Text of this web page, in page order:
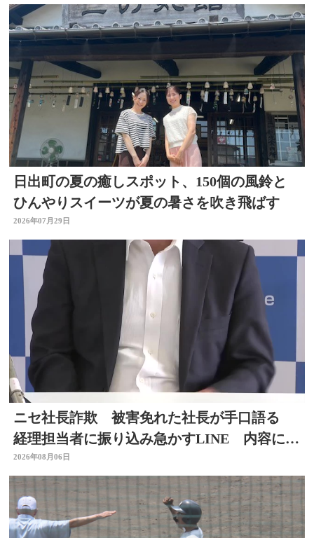
日出町の夏の癒しスポット、150個の風鈴と
ひんやりスイーツが夏の暑さを吹き飛ばす
2026年07月29日
ニセ社長詐欺 被害免れた社長が手口語る
経理担当者に振り込み急かすLINE 内容に不
信感 大分
2026年08月06日